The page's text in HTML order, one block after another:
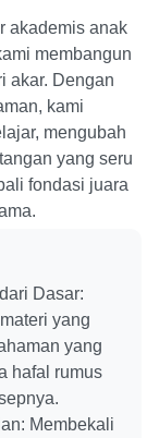
akademis anak
membangun
akar. Dengan
kami
mengubah
yang seru
fondasi juara
Dasar:
yang
yang
hafal rumus
Membekali